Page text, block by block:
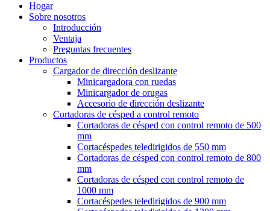
Hogar
Sobre nosotros
Introducción
Ventaja
Preguntas frecuentes
Productos
Cargador de dirección deslizante
Minicargadora con ruedas
Minicargador de orugas
Accesorio de dirección deslizante
Cortadoras de césped a control remoto
Cortadoras de césped con control remoto de 500
mm
Cortacéspedes teledirigidos de 550 mm
Cortadoras de césped con control remoto de 800
mm
Cortadoras de césped con control remoto de
1000 mm
Cortacéspedes teledirigidos de 900 mm